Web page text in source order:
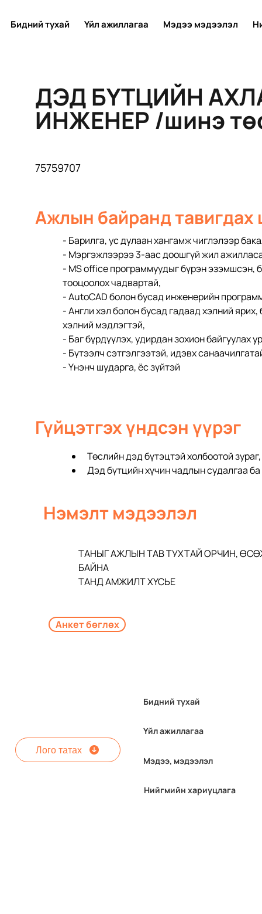
Бидний тухай Үйл ажиллагаа Мэдээ мэдээлэл
ДЭД БҮТЦИЙН
ИНЖЕНЕР /шинэ
75759707
Ажлын байранд тавигдах
- Барилга, ус дулаан хангамж чиглэлээр
- Мэргэжлээрээ 3-аас доошгүй жил
- МS office программуудыг бүрэн эзэмшсэн,
тооцоолох чадвартай,
- AutoCAD болон бусад инженерийн
- Англи хэл болон бусад гадаад хэлний
хэлний мэдлэгтэй,
- Баг бүрдүүлэх, удирдан зохион байгуулах
- Бүтээлч сэтгэлгээтэй, идэвх
- Үнэнч шударга, ёс зүйтэй
Гүйцэтгэх үндсэн үүрэг
Төслийн дэд бүтэцтэй холбоотой
Дэд бүтцийн хүчин чадлын судалгаа
Нэмэлт мэдээлэл
ТАНЫГ АЖЛЫН ТАВ ТУХТАЙ ОРЧИН,
БАЙНА
ТАНД АМЖИЛТ ХҮСЬЕ
Анкет бөглөх
Лого татах
Бидний тухай
Үйл ажиллагаа
Мэдээ, мэдээлэл
Нийгмийн хариуцлага